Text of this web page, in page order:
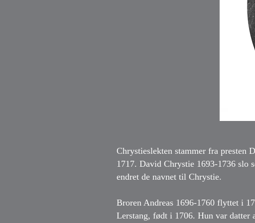
Chrystieslekten stammer fra
1717. David Chrystie 1693-1736 slo
endret de navnet til Chrystie.
Broren Andreas 1696-1760 flyttet i
Lerstang, født i 1706. Hun var datter